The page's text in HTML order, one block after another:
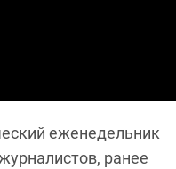
еженедельник
ранее